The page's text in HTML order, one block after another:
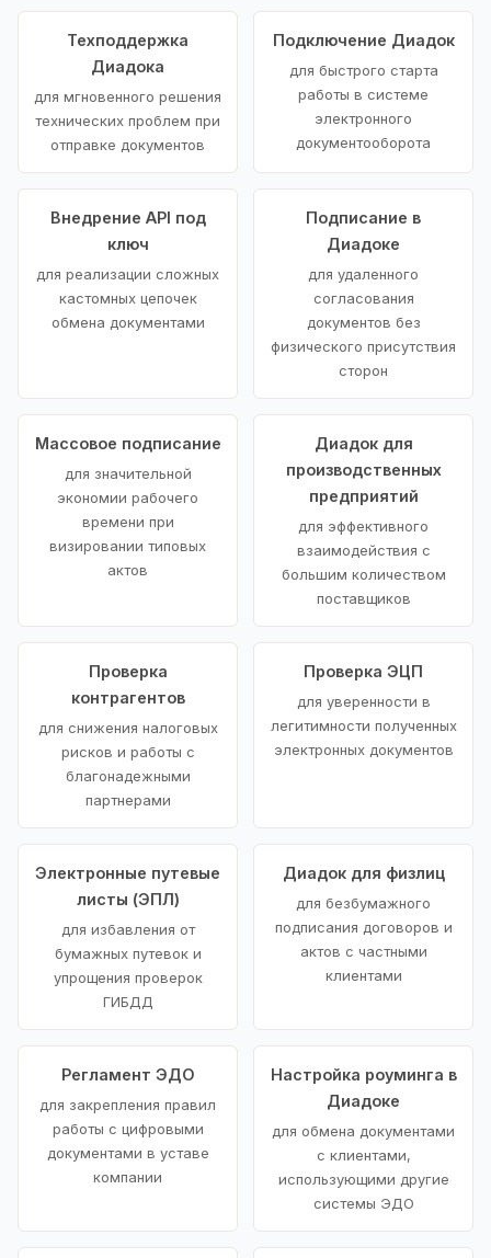
Техподдержка
Диадока
для мгновенного решения
технических проблем при
отправке документов
Подключение Диадок
для быстрого старта
работы в системе
электронного
документооборота
Внедрение API под
ключ
для реализации сложных
кастомных цепочек
обмена документами
Подписание в
Диадоке
для удаленного
согласования
документов без
физического присутствия
сторон
Массовое подписание
для значительной
экономии рабочего
времени при
визировании типовых
актов
Диадок для
производственных
предприятий
для эффективного
взаимодействия с
большим количеством
поставщиков
Проверка
контрагентов
для снижения налоговых
рисков и работы с
благонадежными
партнерами
Проверка ЭЦП
для уверенности в
легитимности полученных
электронных документов
Электронные путевые
листы (ЭПЛ)
для избавления от
бумажных путевок и
упрощения проверок
ГИБДД
Диадок для физлиц
для безбумажного
подписания договоров и
актов с частными
клиентами
Регламент ЭДО
для закрепления правил
работы с цифровыми
документами в уставе
компании
Настройка роуминга в
Диадоке
для обмена документами
с клиентами,
использующими другие
системы ЭДО